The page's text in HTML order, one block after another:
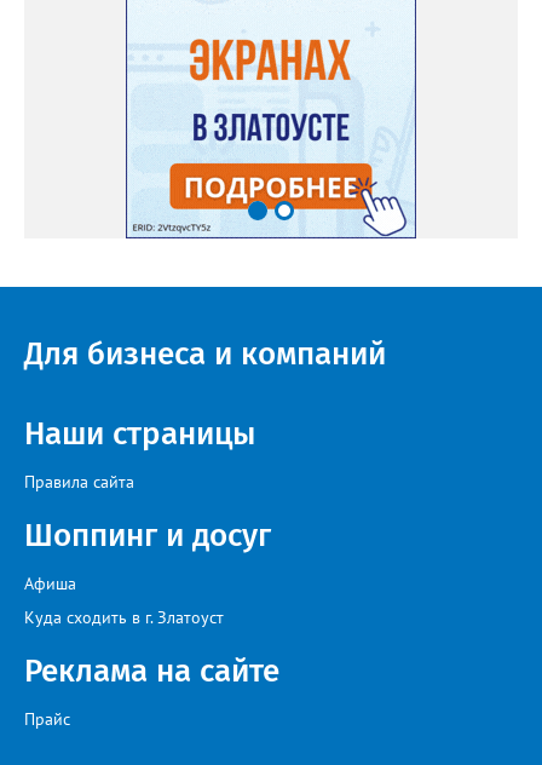
Для бизнеса и компаний
Наши страницы
Правила сайта
Шоппинг и досуг
Афиша
Куда сходить в г. Златоуст
Реклама на сайте
Прайс